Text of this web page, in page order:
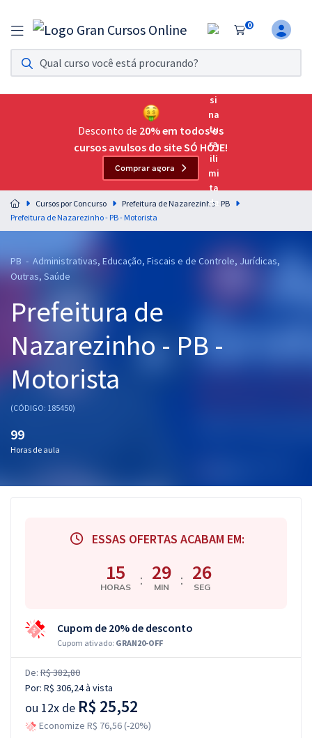
0
Assinatura Ilimitada 11
Acesso a todos os cursos. Teste grátis por 7 dias!
Assinatura OAB Até Passar
Acesso ilimitado a toda preparação para o Exame da
Residências Multiprofissionais
Preparação completa e intensiva para as principais
residências em saúde do Brasil
Assinatura Ilimitada
Graduação
OAB
Conteúdo gratuito
Desconto de 20% em todos os
cursos avulsos do site SÓ HOJE!
Comprar agora
Cursos por Concurso
Prefeitura de Nazarezinho - PB
Prefeitura de Nazarezinho - PB - Motorista
PB - Administrativas, Educação, Fiscais e de Controle, Jurídicas,
Outras, Saúde
Prefeitura de
Nazarezinho - PB -
Motorista
(CÓDIGO: 185450)
99
Horas de aula
ESSAS OFERTAS ACABAM EM:
15
HORAS : 29
MIN : 26
SEG
Cupom de 20% de desconto
Cupom ativado: GRAN20-OFF
De: R$ 382,80
Por: R$ 306,24à vista
ou 12x de R$ 25,52
Economize R$ 76,56 (-20%)